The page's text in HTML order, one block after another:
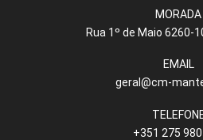
MORADA
Rua 1º de Maio 6260-
EMAIL
geral@cm-
+351 275